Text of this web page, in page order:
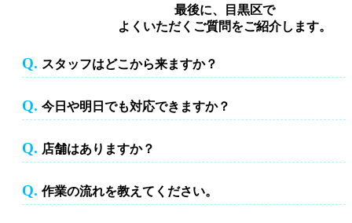
最後に、目黒区で
よくいただくご質問をご紹介します。
スタッフはどこから来ますか？
Q. スタッフはどこから来ますか？
今日や明日でも対応できますか？
Q. 今日や明日でも対応できますか？
店舗はありますか？
Q. 店舗はありますか？
作業の流れを教えてください。
Q. 作業の流れを教えてください。